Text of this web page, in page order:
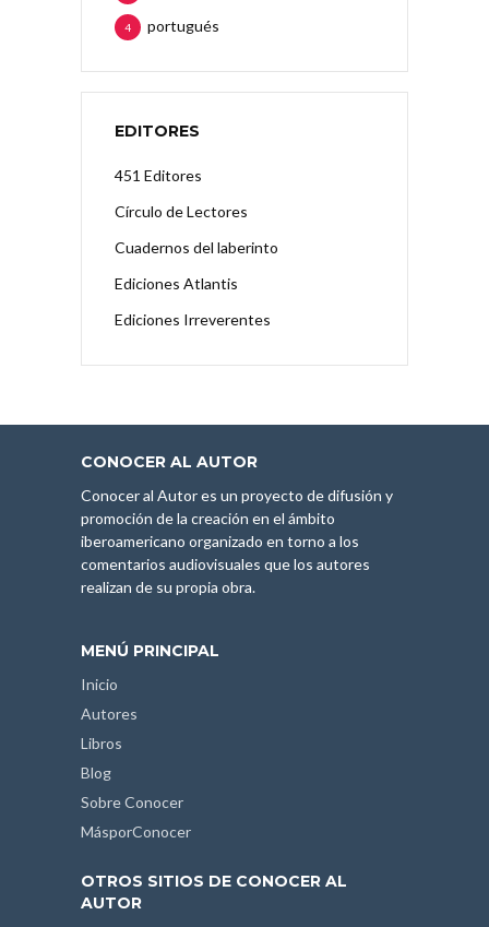
portugués
4
EDITORES
451 Editores
Círculo de Lectores
Cuadernos del laberinto
Ediciones Atlantis
Ediciones Irreverentes
CONOCER AL AUTOR
Conocer al Autor es un proyecto de difusión y
promoción de la creación en el ámbito
iberoamericano organizado en torno a los
comentarios audiovisuales que los autores
realizan de su propia obra.
MENÚ PRINCIPAL
Inicio
Autores
Libros
Blog
Sobre Conocer
MásporConocer
OTROS SITIOS DE CONOCER AL
AUTOR